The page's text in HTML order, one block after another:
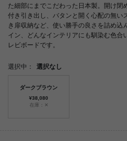
た細部にまでこだわった日本製。開け閉
付き引き出し、バタンと開く心配の無い
き扉収納など、使い勝手の良さを詰め込
イン、どんなインテリアにも馴染む色合
レビボードです。
選択中： 選択なし
ダークブラウン
¥38,080
在庫：✕